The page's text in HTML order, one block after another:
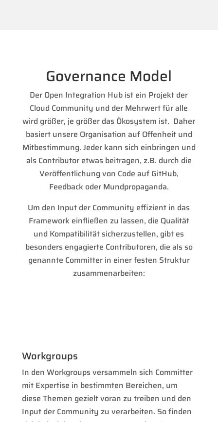
Governance Model
Der Open Integration Hub ist ein Projekt der
Cloud Community und der Mehrwert für alle
wird größer, je größer das Ökosystem ist. Daher
basiert unsere Organisation auf Offenheit und
Mitbestimmung. Jeder kann sich einbringen und
als Contributor etwas beitragen, z.B. durch die
Veröffentlichung von Code auf GitHub,
Feedback oder Mundpropaganda.
Um den Input der Community effizient in das
Framework einfließen zu lassen, die Qualität
und Kompatibilität sicherzustellen, gibt es
besonders engagierte Contributoren, die als so
genannte Committer in einer festen Struktur
zusammenarbeiten:
Workgroups
In den Workgroups versammeln sich Committer
mit Expertise in bestimmten Bereichen, um
diese Themen gezielt voran zu treiben und den
Input der Community zu verarbeiten. So finden